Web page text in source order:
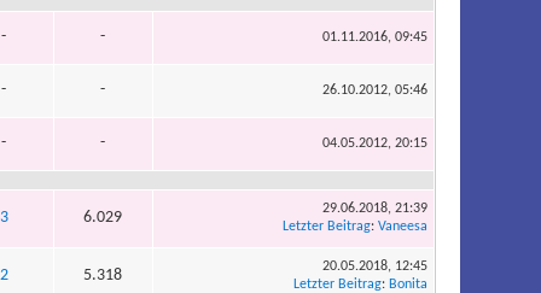
- - 01.11.2016, 09:45
- - 26.10.2012, 05:46
- - 04.05.2012, 20:15
3 6.029
29.06.2018, 21:39
Letzter Beitrag: Vaneesa
2 5.318
20.05.2018, 12:45
Letzter Beitrag: Bonita